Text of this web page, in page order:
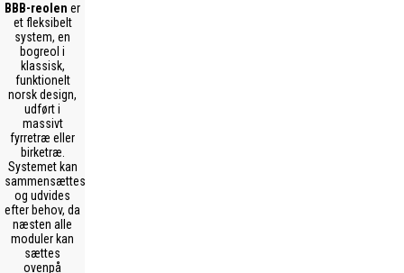
BBB-reolen er
et fleksibelt
system, en
bogreol i
klassisk,
funktionelt
norsk design,
udført i
massivt
fyrretræ eller
birketræ.
Systemet kan
sammensættes
og udvides
efter behov, da
næsten alle
moduler kan
sættes
ovenpå